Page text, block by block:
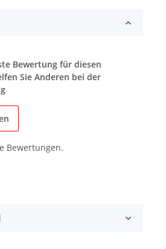
Bewertung für diesen
Sie Anderen bei der
Bewertungen.